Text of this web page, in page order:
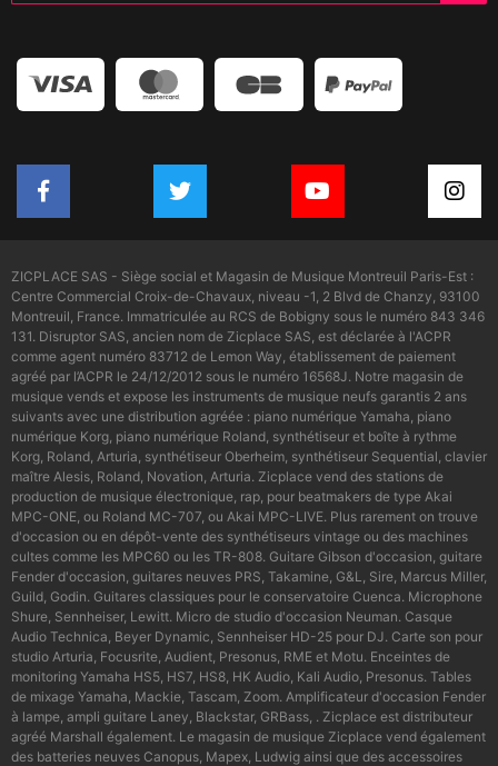
ZICPLACE SAS - Siège social et Magasin de Musique Montreuil Paris-Est :
Centre Commercial Croix-de-Chavaux, niveau -1, 2 Blvd de Chanzy, 93100
Montreuil, France. Immatriculée au RCS de Bobigny sous le numéro 843 346
131. Disruptor SAS, ancien nom de Zicplace SAS, est déclarée à l'ACPR
comme agent numéro 83712 de Lemon Way, établissement de paiement
agréé par l’ACPR le 24/12/2012 sous le numéro 16568J. Notre magasin de
musique vends et expose les instruments de musique neufs garantis 2 ans
suivants avec une distribution agréée : piano numérique Yamaha, piano
numérique Korg, piano numérique Roland, synthétiseur et boîte à rythme
Korg, Roland, Arturia, synthétiseur Oberheim, synthétiseur Sequential, clavier
maître Alesis, Roland, Novation, Arturia. Zicplace vend des stations de
production de musique électronique, rap, pour beatmakers de type Akai
MPC-ONE, ou Roland MC-707, ou Akai MPC-LIVE. Plus rarement on trouve
d'occasion ou en dépôt-vente des synthétiseurs vintage ou des machines
cultes comme les MPC60 ou les TR-808. Guitare Gibson d'occasion, guitare
Fender d'occasion, guitares neuves PRS, Takamine, G&L, Sire, Marcus Miller,
Guild, Godin. Guitares classiques pour le conservatoire Cuenca. Microphone
Shure, Sennheiser, Lewitt. Micro de studio d'occasion Neuman. Casque
Audio Technica, Beyer Dynamic, Sennheiser HD-25 pour DJ. Carte son pour
studio Arturia, Focusrite, Audient, Presonus, RME et Motu. Enceintes de
monitoring Yamaha HS5, HS7, HS8, HK Audio, Kali Audio, Presonus. Tables
de mixage Yamaha, Mackie, Tascam, Zoom. Amplificateur d'occasion Fender
à lampe, ampli guitare Laney, Blackstar, GRBass, . Zicplace est distributeur
agréé Marshall également. Le magasin de musique Zicplace vend également
des batteries neuves Canopus, Mapex, Ludwig ainsi que des accessoires